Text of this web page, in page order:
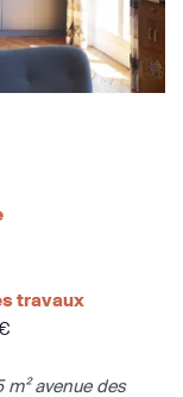
travaux
avenue des